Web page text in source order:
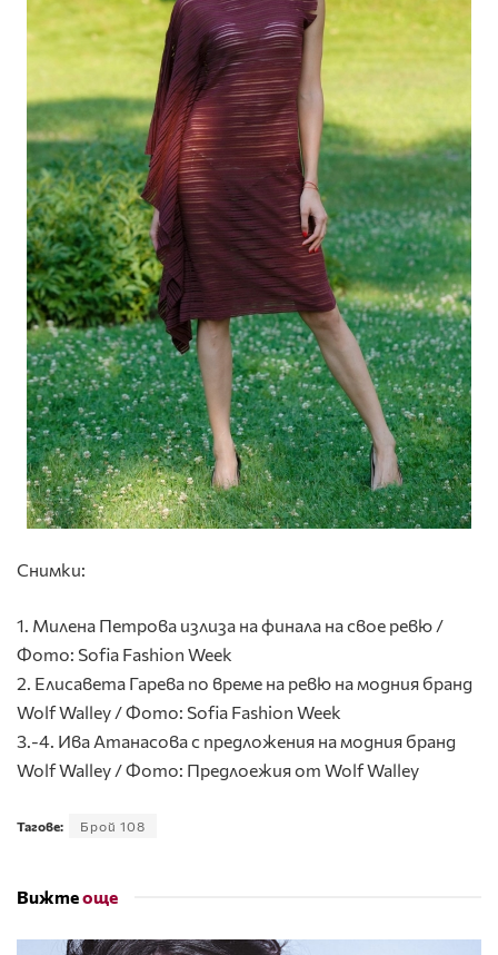
Снимки:
1. Милена Петрова излиза на финала на свое ревю /
Фото: Sofia Fashion Week
2. Елисавета Гарева по време на ревю на модния бранд
Wolf Walley / Фото: Sofia Fashion Week
3.-4. Ива Атанасова с предложения на модния бранд
Wolf Walley / Фото: Предлоежия от Wolf Walley
Тагове: Брой 108
Вижтеоще